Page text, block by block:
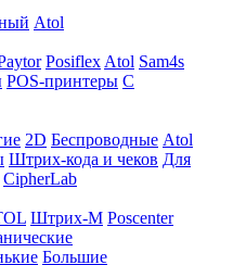
Atol
Posiflex Atol Sam4s
POS-принтеры С
2D Беспроводные Atol
Штрих-кода и чеков Для
CipherLab
Штрих-М Poscenter
Большие